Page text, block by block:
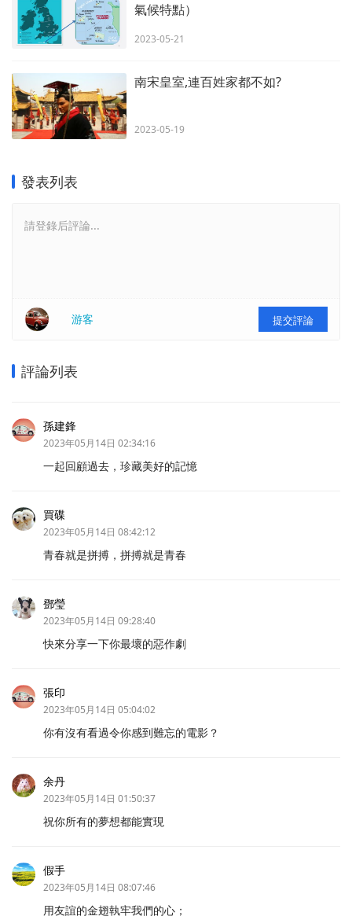
氣候特點）
2023-05-21
南宋皇室,連百姓家都不如?
2023-05-19
發表列表
請登錄后評論...
游客 提交評論
評論列表
孫建鋒
2023年05月14日 02:34:16
一起回顧過去，珍藏美好的記憶
買碟
2023年05月14日 08:42:12
青春就是拼搏，拼搏就是青春
鄧瑩
2023年05月14日 09:28:40
快來分享一下你最壞的惡作劇
張印
2023年05月14日 05:04:02
你有沒有看過令你感到難忘的電影？
余丹
2023年05月14日 01:50:37
祝你所有的夢想都能實現
假手
2023年05月14日 08:07:46
用友誼的金翅執牢我們的心；